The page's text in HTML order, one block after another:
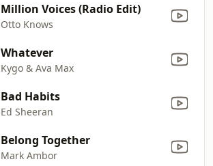
Million Voices (Radio Edit)
Otto Knows
Whatever
Kygo & Ava Max
Bad Habits
Ed Sheeran
Belong Together
Mark Ambor